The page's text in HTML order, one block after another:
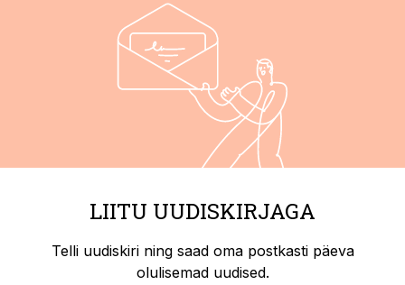
LIITU UUDISKIRJAGA
Telli uudiskiri ning saad oma postkasti päeva
olulisemad uudised.